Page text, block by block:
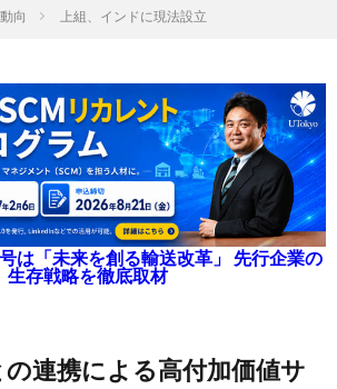
向 上組、インドに現法設立
は「未来を創る輸送改革」 先行企業の
生存戦略を徹底取材